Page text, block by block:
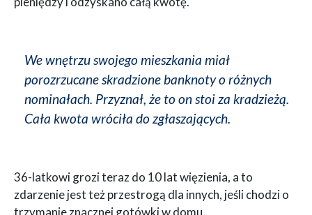
We wnętrzu swojego mieszkania miał
porozrzucane skradzione banknoty o różnych
nominałach. Przyznał, że to on stoi za kradzieżą.
Cała kwota wróciła do zgłaszających.
36-latkowi grozi teraz do 10 lat więzienia, a to
zdarzenie jest też przestrogą dla innych, jeśli chodzi o